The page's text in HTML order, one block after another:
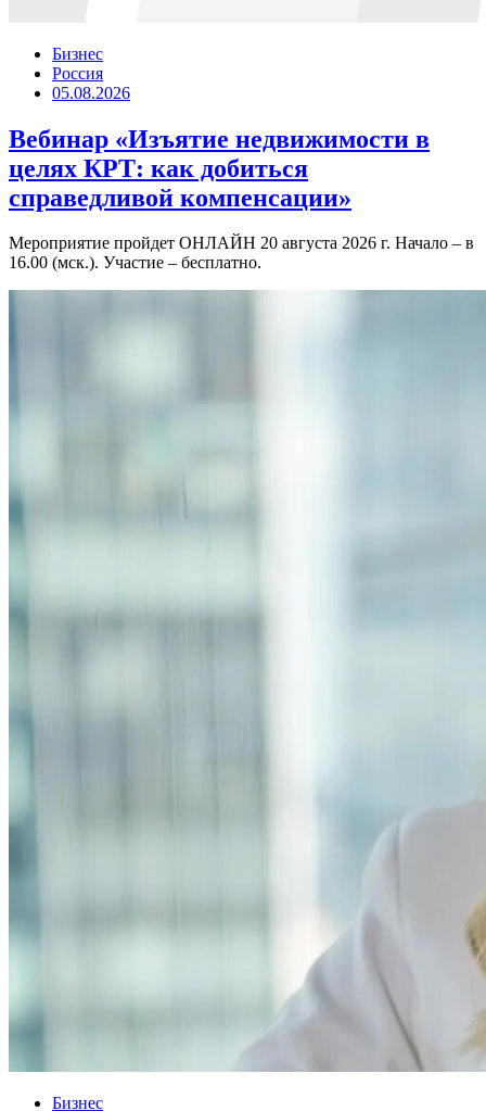
Бизнес
Россия
05.08.2026
Вебинар «Изъятие недвижимости в
целях КРТ: как добиться
справедливой компенсации»
Мероприятие пройдет ОНЛАЙН 20 августа 2026 г. Начало – в
16.00 (мск.). Участие – бесплатно.
Бизнес